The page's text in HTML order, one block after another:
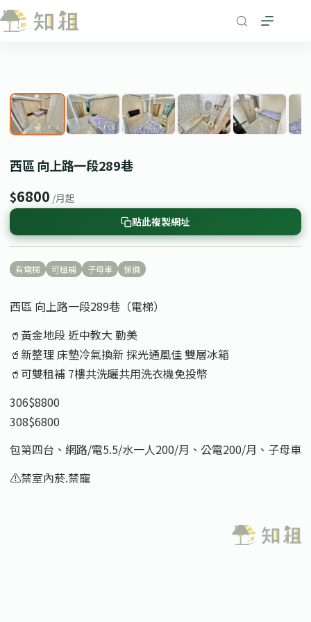
跳
至
西區 向上路一段289巷
$6800 /月起
點此複製網址
有電梯 可租補 子母車 傢俱
西區 向上路一段289巷（電梯）
🥤黃金地段 近中教大 勤美
🥤新整理 床墊冷氣換新 採光通風佳 雙層冰箱
🥤可雙租補 7樓共洗曬共用洗衣機免投幣
306$8800
308$6800
包第四台、網路/電5.5/水一人200/月、公電200/月、子母車
⚠️禁室內菸.禁寵